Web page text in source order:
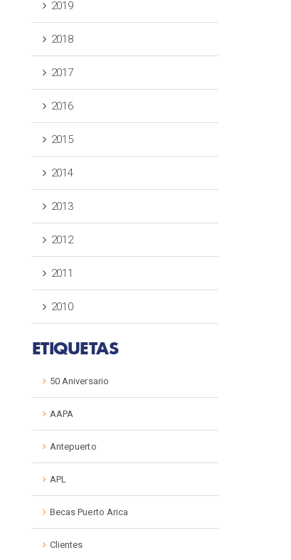
2019
2018
2017
2016
2015
2014
2013
2012
2011
2010
ETIQUETAS
50 Aniversario
AAPA
Antepuerto
APL
Becas Puerto Arica
Clientes